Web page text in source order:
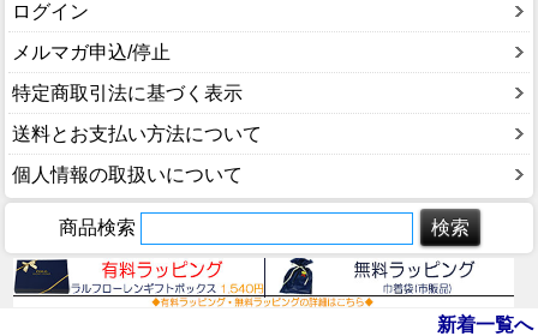
ログイン
メルマガ申込/停止
特定商取引法に基づく表示
送料とお支払い方法について
個人情報の取扱いについて
商品検索
新着一覧へ